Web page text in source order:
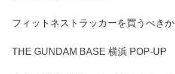
フィットネストラッカーを買うべきか
THE GUNDAM BASE 横浜 POP-UP